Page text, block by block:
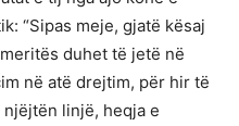
“Sipas meje, gjatë kësaj
duhet të jetë në
në atë drejtim, për hir të
linjë, heqja e